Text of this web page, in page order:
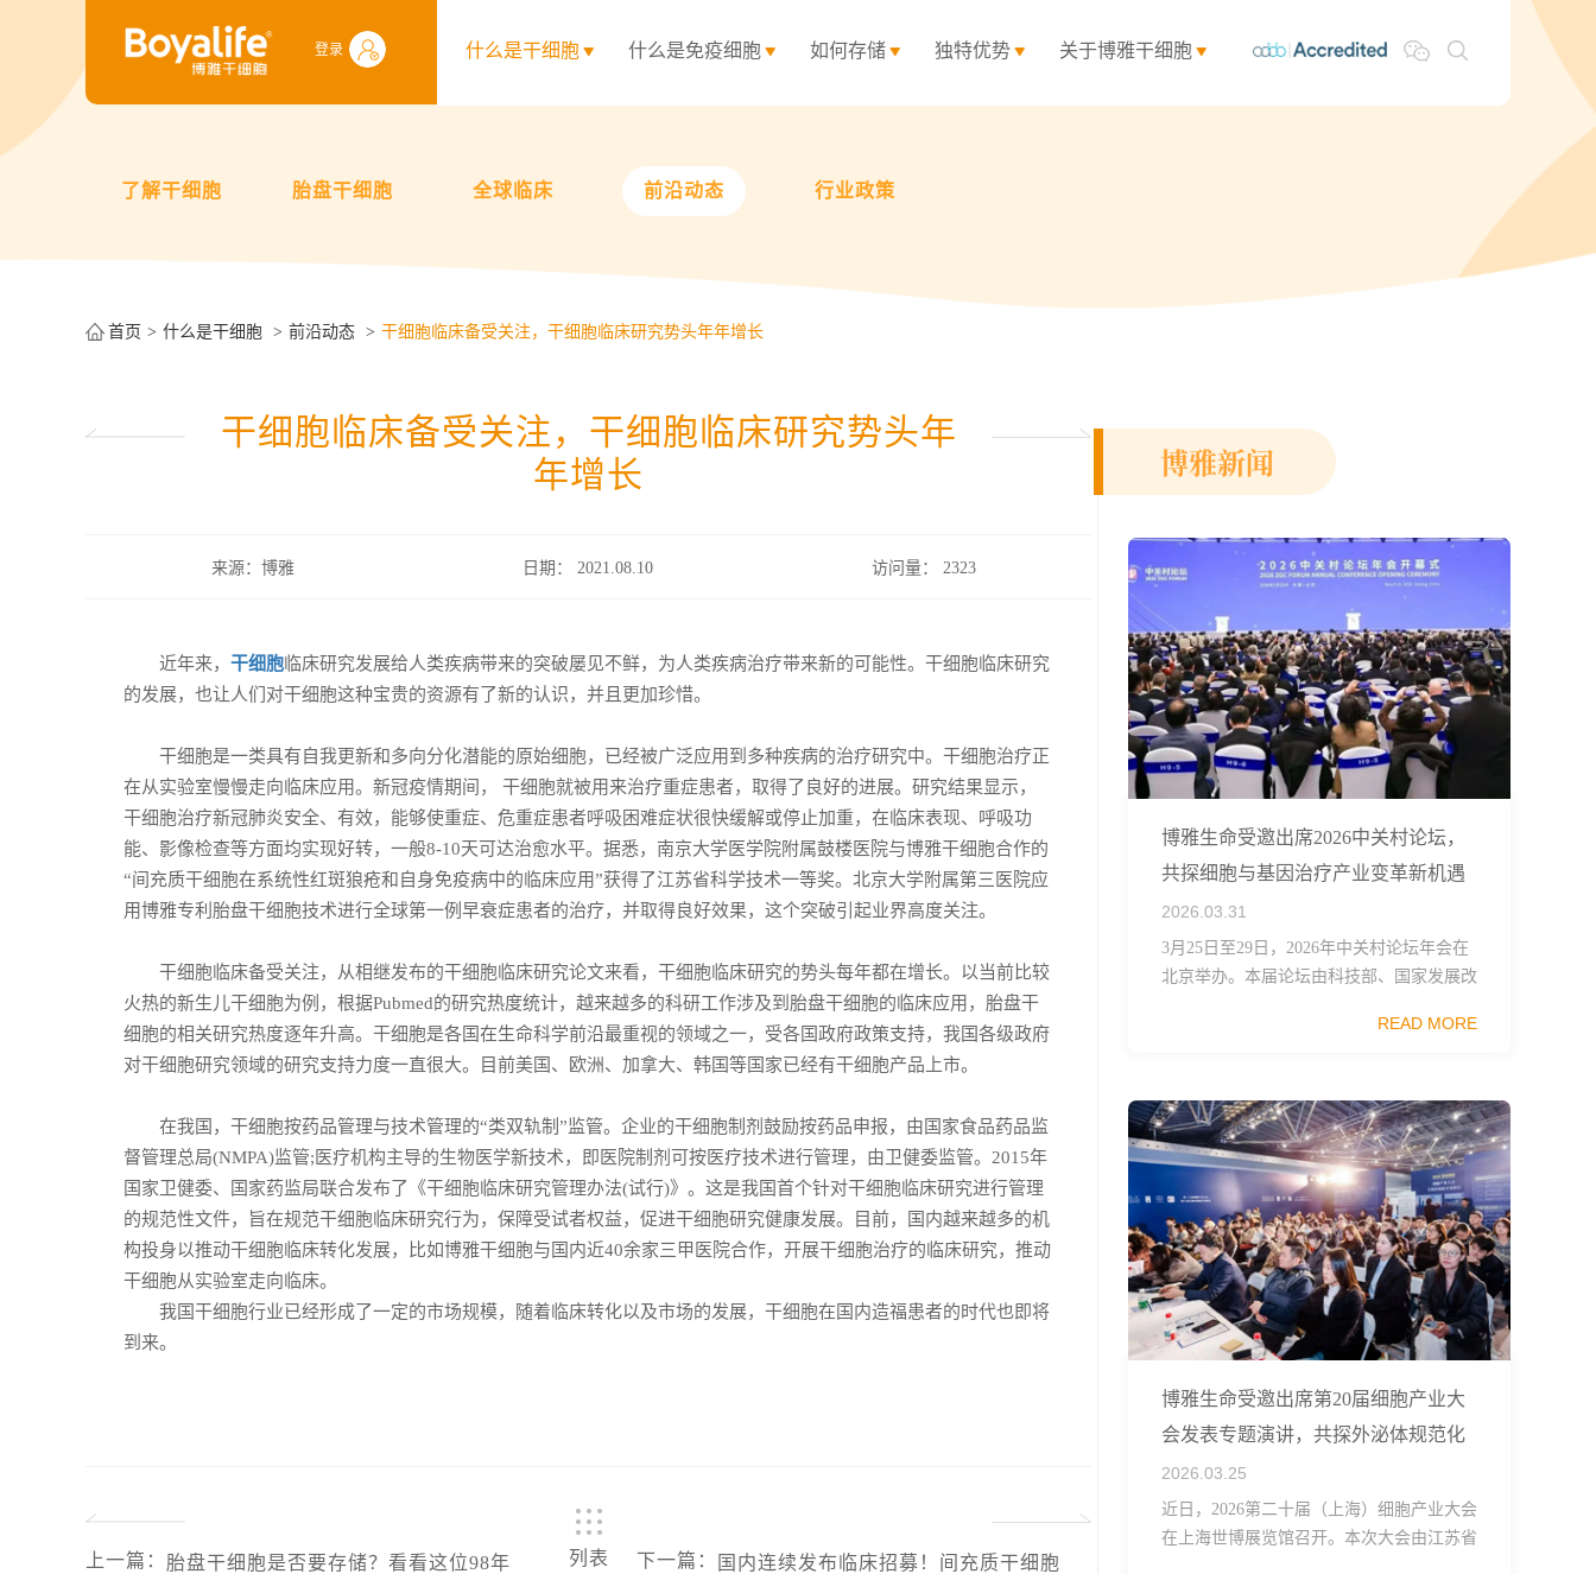
登录 什么是干细胞 什么是免疫细胞 如何存储 独特优势 关于博雅干细胞
了解干细胞 胎盘干细胞 全球临床 前沿动态 行业政策
首页 什么是干细胞 前沿动态 干细胞临床备受关注，干细胞临床研究势头年年增长
干细胞临床备受关注，干细胞临床研究势头年
年增长
来源：博雅 日期： 2021.08.10 访问量： 2323
近年来， 干细胞 临床研究发展给人类疾病带来的突破屡见不鲜，为人类疾病治疗带来新的可能性。干细胞临床研究
的发展，也让人们对干细胞这种宝贵的资源有了新的认识，并且更加珍惜。
干细胞是一类具有自我更新和多向分化潜能的原始细胞，已经被广泛应用到多种疾病的治疗研究中。干细胞治疗正
在从实验室慢慢走向临床应用。新冠疫情期间， 干细胞就被用来治疗重症患者，取得了良好的进展。研究结果显示，
干细胞治疗新冠肺炎安全、有效，能够使重症、危重症患者呼吸困难症状很快缓解或停止加重，在临床表现、呼吸功
能、影像检查等方面均实现好转，一般8-10天可达治愈水平。据悉，南京大学医学院附属鼓楼医院与博雅干细胞合作的
“间充质干细胞在系统性红斑狼疮和自身免疫病中的临床应用”获得了江苏省科学技术一等奖。北京大学附属第三医院应
用博雅专利胎盘干细胞技术进行全球第一例早衰症患者的治疗，并取得良好效果，这个突破引起业界高度关注。
干细胞临床备受关注，从相继发布的干细胞临床研究论文来看，干细胞临床研究的势头每年都在增长。以当前比较
火热的新生儿干细胞为例，根据Pubmed的研究热度统计，越来越多的科研工作涉及到胎盘干细胞的临床应用，胎盘干
细胞的相关研究热度逐年升高。干细胞是各国在生命科学前沿最重视的领域之一，受各国政府政策支持，我国各级政府
对干细胞研究领域的研究支持力度一直很大。目前美国、欧洲、加拿大、韩国等国家已经有干细胞产品上市。
在我国，干细胞按药品管理与技术管理的“类双轨制”监管。企业的干细胞制剂鼓励按药品申报，由国家食品药品监
督管理总局(NMPA)监管;医疗机构主导的生物医学新技术，即医院制剂可按医疗技术进行管理，由卫健委监管。2015年
国家卫健委、国家药监局联合发布了《干细胞临床研究管理办法(试行)》。这是我国首个针对干细胞临床研究进行管理
的规范性文件，旨在规范干细胞临床研究行为，保障受试者权益，促进干细胞研究健康发展。目前，国内越来越多的机
构投身以推动干细胞临床转化发展，比如博雅干细胞与国内近40余家三甲医院合作，开展干细胞治疗的临床研究，推动
干细胞从实验室走向临床。
我国干细胞行业已经形成了一定的市场规模，随着临床转化以及市场的发展，干细胞在国内造福患者的时代也即将
到来。
上一篇 ： 胎盘干细胞是否要存储？看看这位98年
列表 下一篇 ：
国内连续发布临床招募！间充质干细胞
博雅新闻
博雅生命受邀出席2026中关村论坛，
共探细胞与基因治疗产业变革新机遇
2026.03.31
3月25日至29日，2026年中关村论坛年会在
北京举办。本届论坛由科技部、国家发展改
国科学院、中国工程院、中国科协和北京市
READ MORE
博雅生命受邀出席第20届细胞产业大
会发表专题演讲，共探外泌体规范化
发展
2026.03.25
近日，2026第二十届（上海）细胞产业大会
在上海世博展览馆召开。本次大会由江苏省